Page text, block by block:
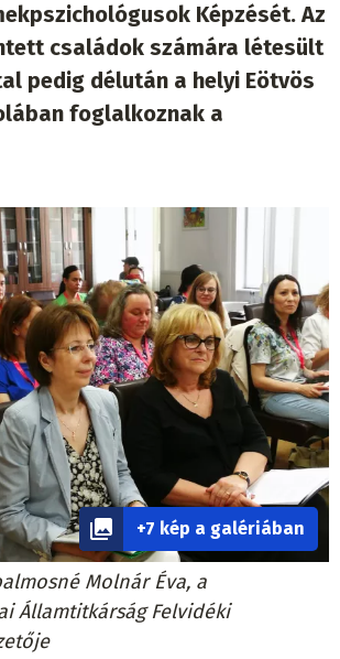
Képzését. Az
családok számára létesült
pedig délután a helyi Eötvös
foglalkoznak a
+7 kép a galériában
Molnár Éva, a
Államtitkárság Felvidéki